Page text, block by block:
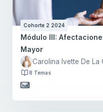
Cohorte 2 2024
Módulo III:
Mayor
Carolina Ivette De La
8 Temas